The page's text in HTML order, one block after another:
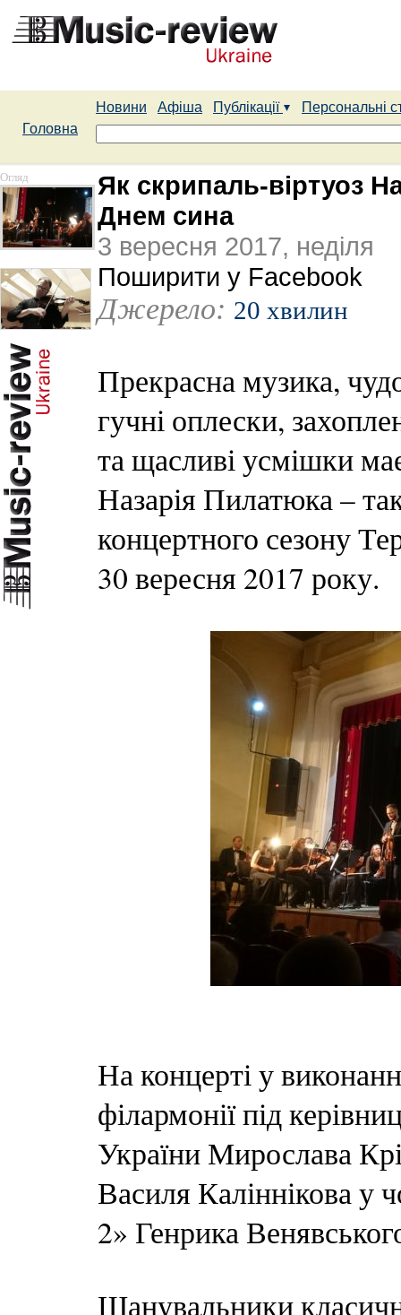
Новини Афіша Публікації
Персональні
Головна
Огляд
Як скрипаль-віртуоз
Днем сина
3 вересня 2017, неділя
Поширити у Facebook
Джерело: 20 хвилин
Прекрасна музика,
гучні оплески,
та щасливі усмішки
Назарія Пилатюка –
концертного сезону
30 вересня 2017 року.
На концерті у
філармонії під
України Мирослава
Василя Каліннікова у
2» Генрика
Шанувальники